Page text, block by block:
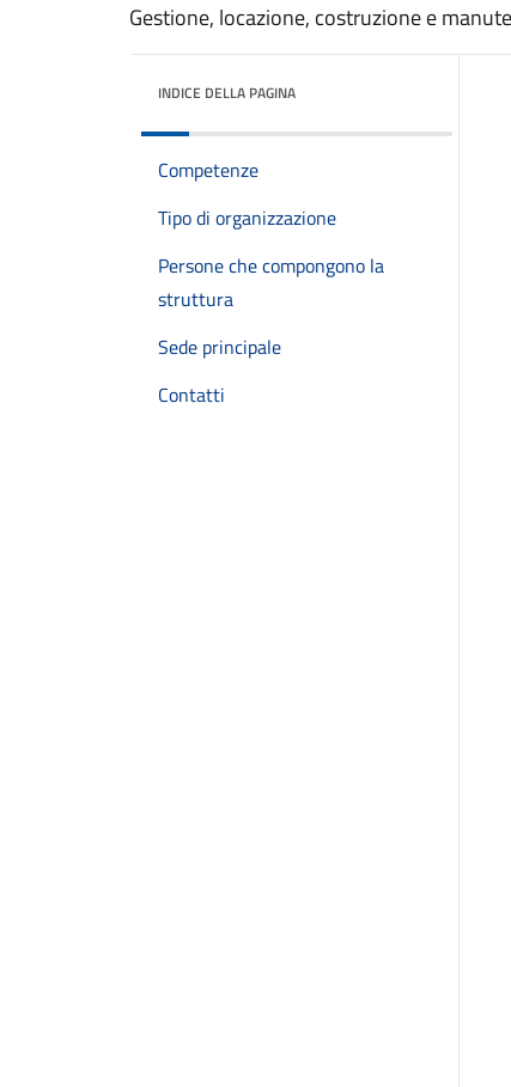
Gestione, locazione, costruzione e
INDICE DELLA PAGINA
Competenze
Tipo di organizzazione
Persone che compongono la
struttura
Sede principale
Contatti